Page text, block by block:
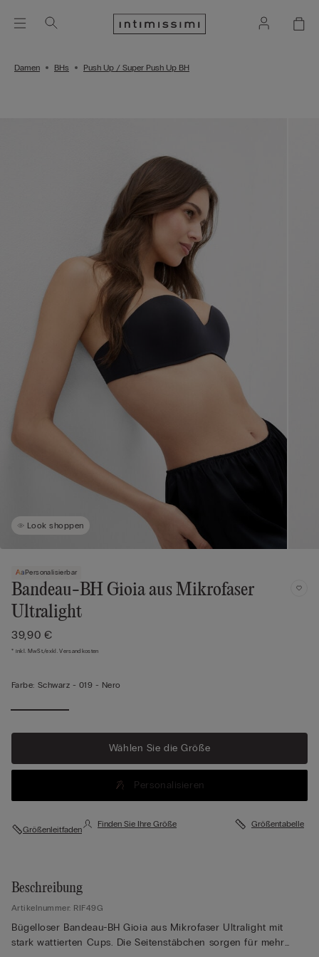
Damen BHs Push Up / Super Push Up BH
Look shoppen
Personalisierbar
Bandeau-BH Gioia aus Mikrofaser
Ultralight
39,90 €
* inkl. MwSt./exkl. Versandkosten
Farbe: Schwarz - 019 - Nero
Wählen Sie die Größe
Personalisieren
Größenleitfaden
Finden Sie Ihre Größe Größentabelle
Beschreibung
Artikelnummer: RIF49G
Bügelloser Bandeau-BH Gioia aus Mikrofaser Ultralight mit
stark wattierten Cups. Die Seitenstäbchen sorgen für mehr